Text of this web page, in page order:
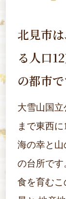
北見市
る 人口
の都市で
大雪山国
まで東西に
海の幸と山
の台所です
食を育む